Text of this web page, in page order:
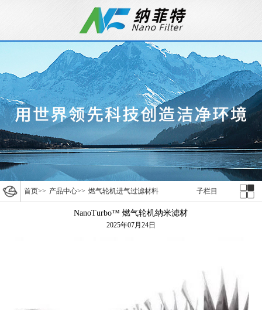
首页>> 产品中心>> 燃气轮机进气过滤材料 子栏目
NanoTurbo™ 燃气轮机纳米滤材
2025年07月24日